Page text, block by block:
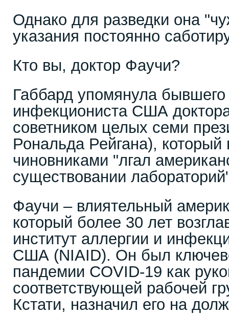
Однако для разведки она
указания постоянно
Кто вы, доктор Фаучи?
Габбард упомянула бывшего
инфекциониста США
советником целых семи
Рональда Рейгана), который
чиновниками "лгал
существовании
Фаучи – влиятельный
который более 30 лет
институт аллергии и
США (NIAID). Он был
пандемии COVID-19 как
соответствующей рабочей
Кстати, назначил его на